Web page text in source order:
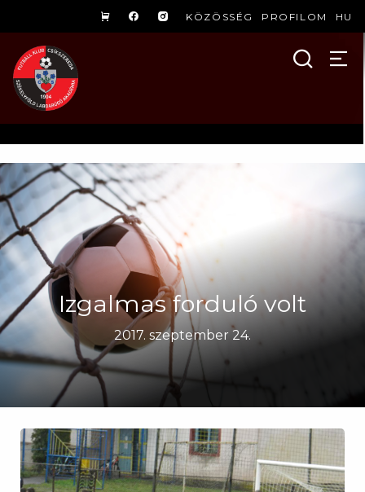
KÖZÖSSÉG PROFILOM HU
Izgalmas forduló volt
2017. szeptember 24.